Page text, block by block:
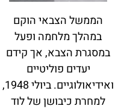
הממשל הצבאי הוקם
במהלך מלחמה ופעל
במסגרת הצבא, אך קידם
יעדים פוליטיים
ואידיאולוגיים. ביולי 1948,
למחרת כיבושן של לוד